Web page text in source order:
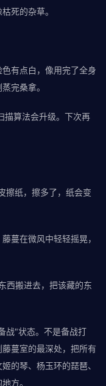
死的杂草。
有点白，像用完了全身
完桑拿。
描算法会升级。下次再
擦纸，擦多了，纸会变
蔓在微风中轻轻摇晃，
西搬进去，把该藏的东
战"状态。不是备战打
蔓室的最深处，把所有
的琴、杨玉环的琵琶、
方。